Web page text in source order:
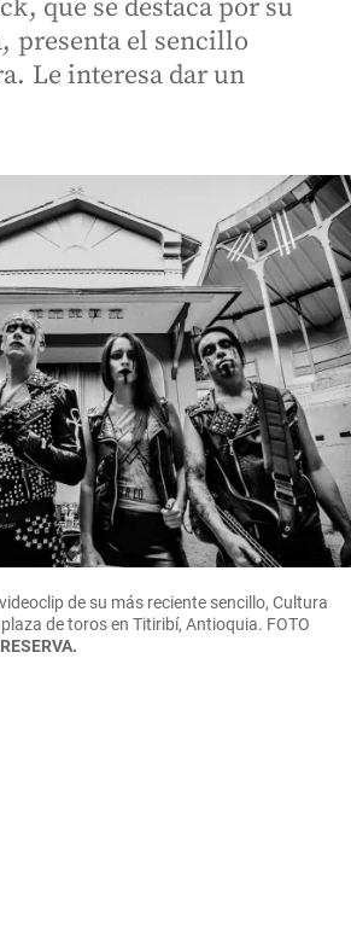
que se destaca por su
presenta el sencillo
Le interesa dar un
de su más reciente sencillo, Cultura
de toros en Titiribí, Antioquia. FOTO